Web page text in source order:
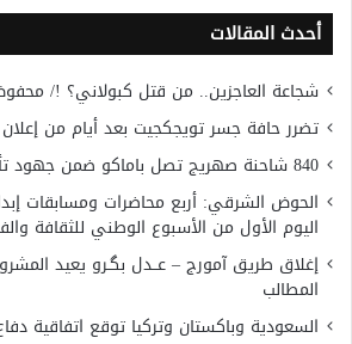
أحدث المقالات
شجاعة العاجزين.. من قتل كبولاني؟ !/
تضرر حافة جسر تويجكجيت بعد أيام من إعلان
840 شاحنة صهريج تصل باماكو ضمن جهود تأمين إمدادات الوقود
الحوض الشرقي: أربع محاضرات ومسابقات
اليوم الأول من الأسبوع الوطني للثقافة
إغلاق طريق آمورج – عــدل بگـرو يعيد
المطالب
السعودية وباكستان وتركيا توقع اتفاقية